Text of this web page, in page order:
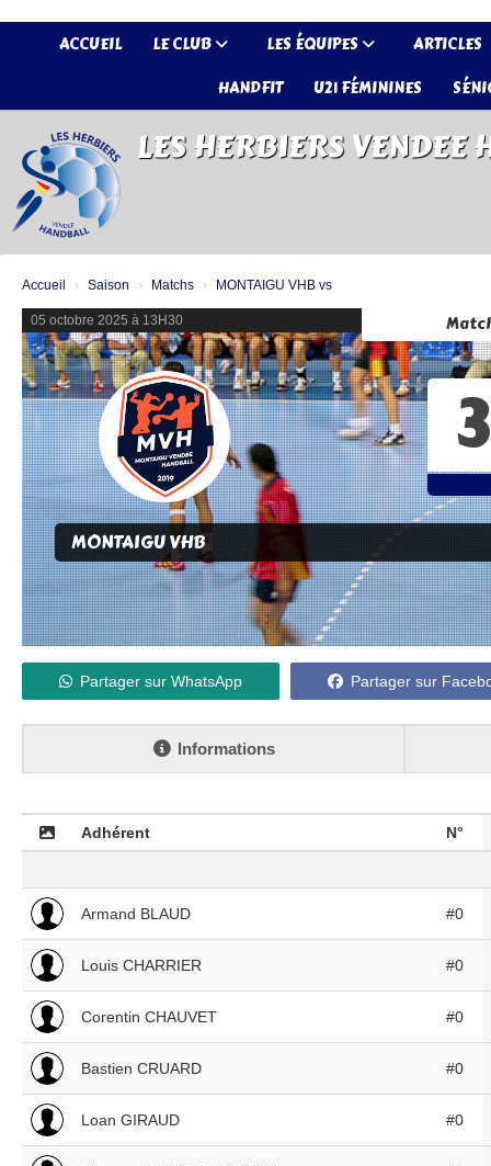
ACCUEIL LE CLUB LES ÉQUIPES
ARTICLES
HANDFIT
U21 FÉMININES
LES HERBIERS VENDEE
Accueil Saison Matchs MONTAIGU VHB vs
05 octobre 2025 à 13H30
MONTAIGU VHB
Partager sur WhatsApp Partager sur
Informations
Adhérent N°
Armand BLAUD #0
Louis CHARRIER #0
Corentin CHAUVET #0
Bastien CRUARD #0
Loan GIRAUD #0